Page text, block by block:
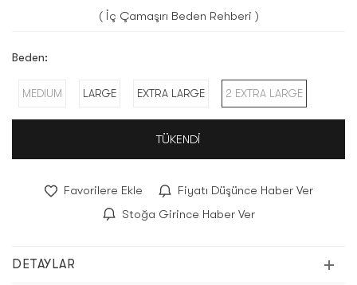
( İç Çamaşırı Beden Rehberi )
Beden:
MEDIUM LARGE EXTRA LARGE 2 EXTRA LARGE
TÜKENDİ
Favorilere Ekle
Fiyatı Düşünce Haber Ver
Stoğa Girince Haber Ver
DETAYLAR